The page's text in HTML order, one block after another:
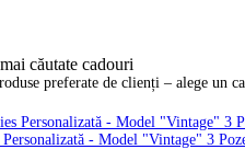
căutate cadouri
preferate de clienți – alege un
- Model "Vintage" 3